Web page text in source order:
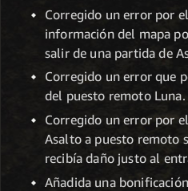
Corregido un error por
información del mapa
salir de una partida de
Corregido un error que
del puesto remoto Luna.
Corregido un error por
Asalto a puesto remoto
recibía daño justo al
Añadida una